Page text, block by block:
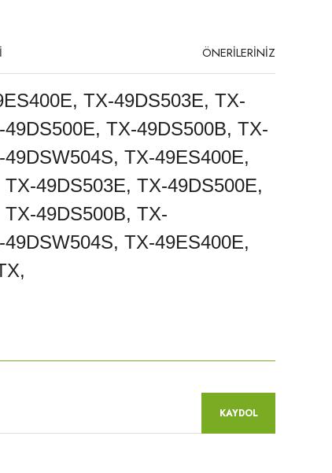
ÖNERİLERİNİZ
TX-49DS503E, TX-
TX-49DS500B, TX-
TX-49ES400E,
49DS503E, TX-49DS500E,
49DS500B, TX-
TX-49ES400E,
KAYDOL